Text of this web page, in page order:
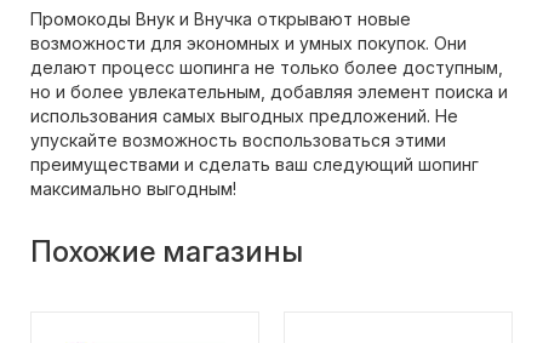
Промокоды Внук и Внучка открывают новые
возможности для экономных и умных покупок. Они
делают процесс шопинга не только более доступным,
но и более увлекательным, добавляя элемент поиска и
использования самых выгодных предложений. Не
упускайте возможность воспользоваться этими
преимуществами и сделать ваш следующий шопинг
максимально выгодным!
Похожие магазины